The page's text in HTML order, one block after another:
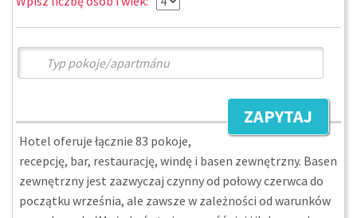
ZAPYTAJ
Hotel oferuje łącznie 83 pokoje,
recepcję, bar, restaurację, windę i basen zewnętrzny. Basen
zewnętrzny jest zazwyczaj czynny od połowy czerwca do
początku września, ale zawsze w zależności od warunków